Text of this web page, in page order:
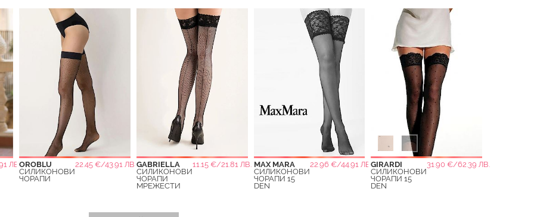
ЛВ.OROBLU
22.45 €/43.91 ЛВ.
СИЛИКОНОВИ
ЧОРАПИ
GABRIELLA
11.15 €/21.81 ЛВ.
СИЛИКОНОВИ
ЧОРАПИ
МРЕЖЕСТИ
MAX MARA
22.96 €/44.91 ЛВ.
СИЛИКОНОВИ
ЧОРАПИ 15
DEN
GIRARDI
31.90 €/62.39 ЛВ.
СИЛИКОНОВИ
ЧОРАПИ 15
DEN